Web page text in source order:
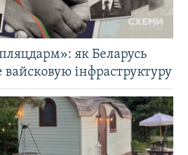
як Беларусь
вайсковую інфраструктуру